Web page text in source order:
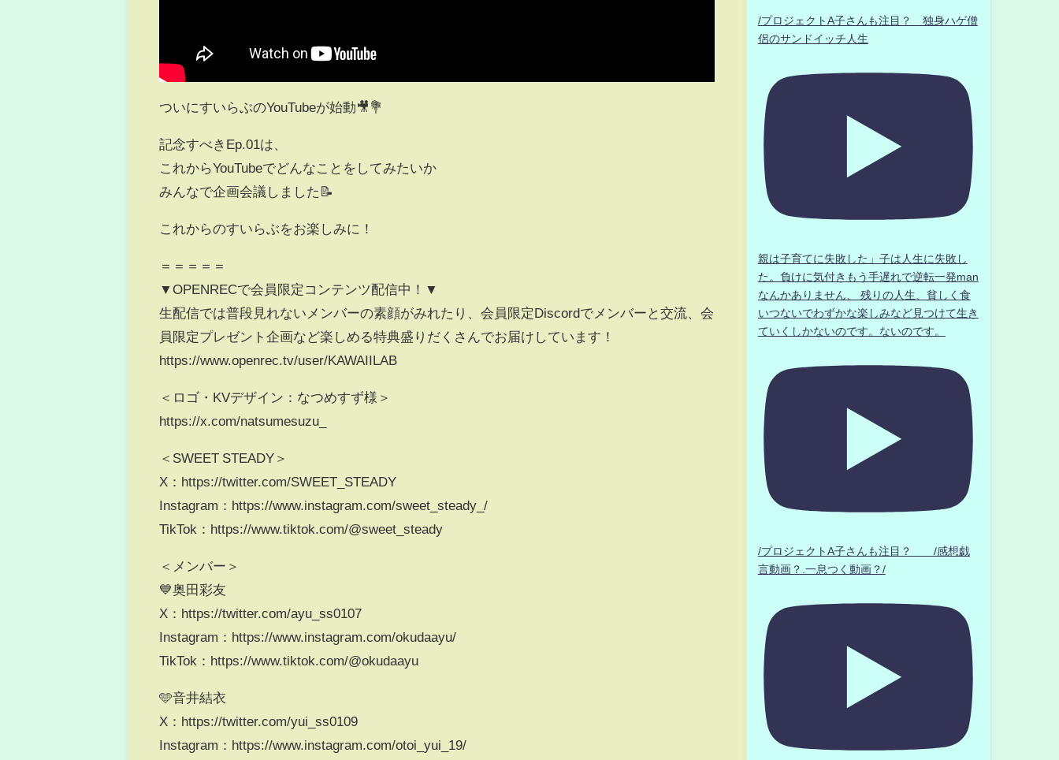
ついにすいらぶのYouTubeが始動🎥💐
記念すべきEp.01は、
これからYouTubeでどんなことをしてみたいか
みんなで企画会議しました📝
これからのすいらぶをお楽しみに！
＝＝＝＝＝
▼OPENRECで会員限定コンテンツ配信中！▼
生配信では普段見れないメンバーの素顔がみれたり、会員限定Discordでメンバーと交流、会
員限定プレゼント企画など楽しめる特典盛りだくさんでお届けしています！
https://www.openrec.tv/user/KAWAIILAB
＜ロゴ・KVデザイン：なつめすず様＞
https://x.com/natsumesuzu_
＜SWEET STEADY＞
X：https://twitter.com/SWEET_STEADY
Instagram：https://www.instagram.com/sweet_steady_/
TikTok：https://www.tiktok.com/@sweet_steady
＜メンバー＞
💙奥田彩友
X：https://twitter.com/ayu_ss0107
Instagram：https://www.instagram.com/okudaayu/
TikTok：https://www.tiktok.com/@okudaayu
🩵音井結衣
X：https://twitter.com/yui_ss0109
Instagram：https://www.instagram.com/otoi_yui_19/
/プロジェクトA子さんも注目？ 独身ハゲ僧
侶のサンドイッチ人生
親は子育てに失敗した」子は人生に失敗し
た。負けに気付きもう手遅れで逆転一発man
なんかありません、 残りの人生、貧しく食
いつないでわずかな楽しみなど見つけて生き
ていくしかないのです。ないのです。
/プロジェクトA子さんも注目？ /感想戯
言動画？.一息つく動画？/